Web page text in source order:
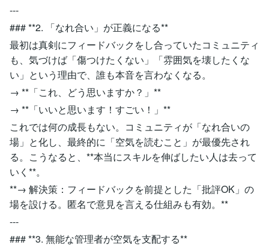
---
### **2. 「なれ合い」が正義になる**
最初は真剣にフィードバックをし合っていたコミュニティ
も、気づけば「傷つけたくない」「雰囲気を壊したくな
い」という理由で、誰も本音を言わなくなる。
→ **「これ、どう思いますか？」**
→ **「いいと思います！すごい！」**
これでは何の成長もない。コミュニティが「なれ合いの
場」と化し、最終的に「空気を読むこと」が最優先され
る。こうなると、**本当にスキルを伸ばしたい人は去って
いく**。
**→ 解決策：フィードバックを前提とした「批評OK」の
場を設ける。匿名で意見を言える仕組みも有効。**
---
### **3. 無能な管理者が空気を支配する**